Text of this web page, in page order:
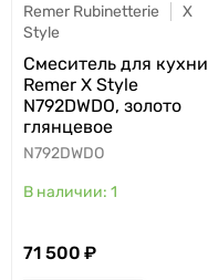
Remer Rubinetterie
X
Style
Cмеситель для кухни
Remer X Style
N792DWDO, золото
глянцевое
N792DWDO
1
71 500